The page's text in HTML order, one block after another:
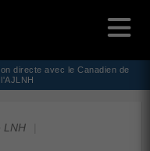
directe avec le Canadien de
LNH